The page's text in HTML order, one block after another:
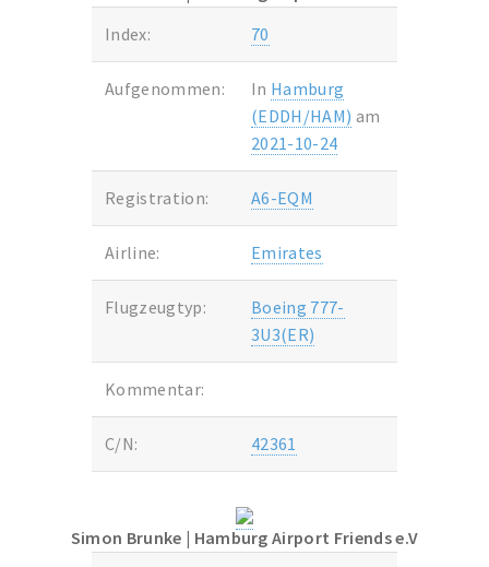
Index:
70
Aufgenommen: In Hamburg
(EDDH/HAM) am
2021-10-24
Registration: A6-EQM
Airline: Emirates
Flugzeugtyp:
Boeing 777-
3U3(ER)
Kommentar:
C/N: 42361
Simon Brunke | Hamburg Airport Friends e.V